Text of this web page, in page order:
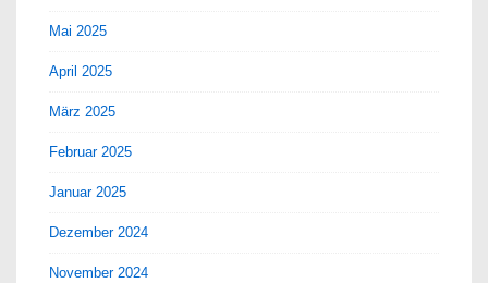
Mai 2025
April 2025
März 2025
Februar 2025
Januar 2025
Dezember 2024
November 2024